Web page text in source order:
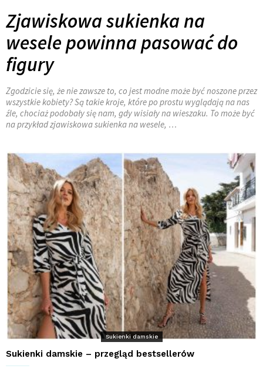
Zjawiskowa sukienka na
wesele powinna pasować do
figury
Zgodzicie się, że nie zawsze to, co jest modne może być noszone przez
wszystkie kobiety? Są takie kroje, które po prostu wyglądają na nas
źle, chociaż podobały się nam, gdy wisiały na wieszaku. To może być
na przykład zjawiskowa sukienka na wesele, …
Sukienki damskie
Sukienki damskie – przegląd bestsellerów